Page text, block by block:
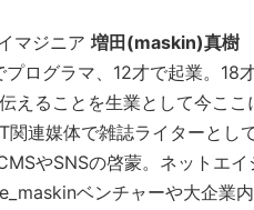
マジニア 増田(maskin)真樹
ログラマ、12才で起業。18
えることを生業として今こ
連媒体で雑誌ライターとし
やSNSの啓蒙。ネットエイ
ベンチャーや大企業内